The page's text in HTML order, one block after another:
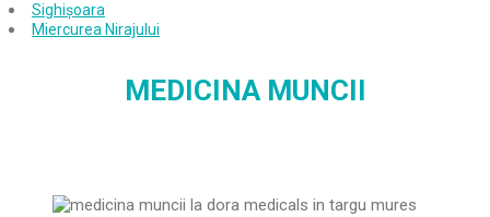
Sighișoara
Miercurea Nirajului
MEDICINA MUNCII